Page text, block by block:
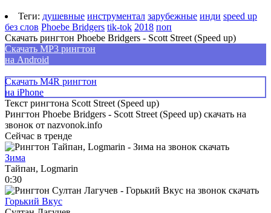
Теги: душевные инструментал зарубежные инди speed up
без слов Phoebe Bridgers tik-tok 2018 поп
Скачать рингтон Phoebe Bridgers - Scott Street (Speed up)
Скачать MP3 рингтон
на Android
Скачать M4R рингтон
на iPhone
Текст рингтона Scott Street (Speed up)
Рингтон Phoebe Bridgers - Scott Street (Speed up) скачать на
звонок от nazvonok.info
Сейчас в тренде
Зима
Тайпан, Logmarin
0:30
Горький Вкус